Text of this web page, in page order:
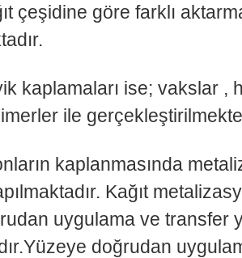
çeşidine göre farklı
kaplamaları ise; vakslar ,
ile
kaplanmasında
Kağıt
uygulama ve transfer
doğrudan